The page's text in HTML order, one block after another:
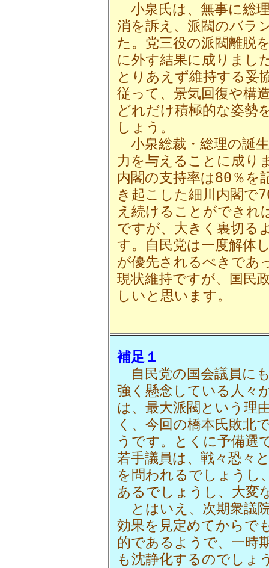
小泉氏は、無事に総
消を訴え、派閥のバラ
た。党三役の派閥離脱
に外す結果に成りまし
とりあえず維持する妥
従って、景気回復や構
どれだけ積極的な姿勢
しょう。
小泉総裁・総理の誕
力を与えることに成り
内閣の支持率は80％を
き起こした細川内閣で
え続けることができれ
ですが、大きく裏切る
す。自民党は一度解体
が優先されるべきであ
現状維持ですが、国民
しいと思います。
補足１
自民党の国会議員に
強く懸念している人々
は、最大派閥という理
く、今回の橋本氏敗北
うです。とくに予備選
若手議員は、戦々恐々
を問われるでしょうし
あるでしょうし、大変
とはいえ、次期衆議
効果を見定めてからで
的であるようで、一時
も沈静化するのでしょ